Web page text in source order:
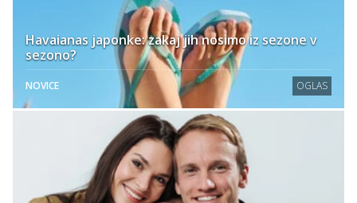
Havaianas japonke: zakaj jih nosimo iz sezone v
sezono?
NOVICE OGLAS